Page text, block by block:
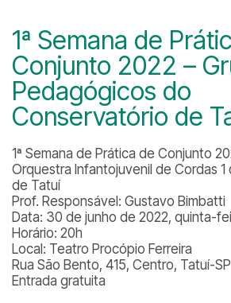
1ª Semana de
Conjunto 2022 –
Pedagógicos do
Conservatório de
1ª Semana de Prática de Conjunto
Orquestra Infantojuvenil de Cordas
de Tatuí
Prof. Responsável: Gustavo Bimbatti
Data: 30 de junho de 2022, quinta-
Horário: 20h
Local: Teatro Procópio Ferreira
Rua São Bento, 415, Centro, Tatuí-SP
Entrada gratuita